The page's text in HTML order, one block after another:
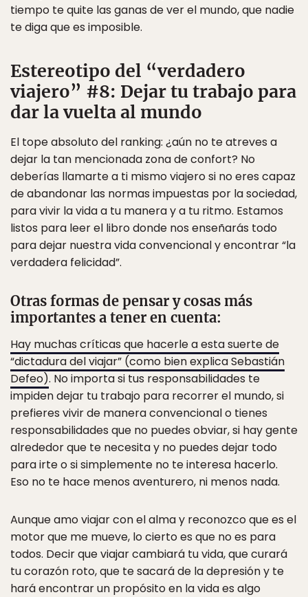
tiempo te quite las ganas de ver el mundo, que nadie
te diga que es imposible.
Estereotipo del “verdadero
viajero” #8: Dejar tu trabajo para
dar la vuelta al mundo
El tope absoluto del ranking: ¿aún no te atreves a
dejar la tan mencionada zona de confort? No
deberías llamarte a ti mismo viajero si no eres capaz
de abandonar las normas impuestas por la sociedad,
para vivir la vida a tu manera y a tu ritmo. Estamos
listos para leer el libro donde nos enseñarás todo
para dejar nuestra vida convencional y encontrar “la
verdadera felicidad”.
Otras formas de pensar y cosas más
importantes a tener en cuenta:
Hay muchas críticas que hacerle a esta suerte de
“dictadura del viajar” (como bien explica Sebastián
Defeo). No importa si tus responsabilidades te
impiden dejar tu trabajo para recorrer el mundo, si
prefieres vivir de manera convencional o tienes
responsabilidades que no puedes obviar, si hay gente
alrededor que te necesita y no puedes dejar todo
para irte o si simplemente no te interesa hacerlo.
Eso no te hace menos aventurero, ni menos nada.
Aunque amo viajar con el alma y reconozco que es el
motor que me mueve, lo cierto es que no es para
todos. Decir que viajar cambiará tu vida, que curará
tu corazón roto, que te sacará de la depresión y te
hará encontrar un propósito en la vida es algo